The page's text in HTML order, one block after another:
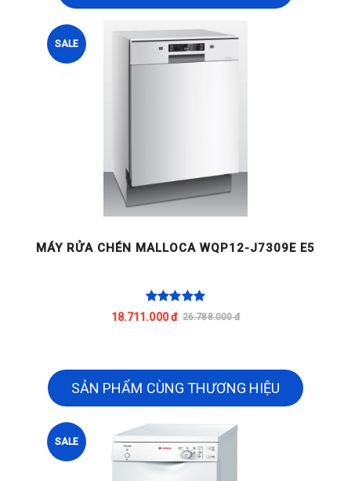
SALE
MÁY RỬA CHÉN MALLOCA WQP12-J7309E E5
18.711.000 đ 26.788.000 đ
SẢN PHẨM CÙNG THƯƠNG HIỆU
SALE